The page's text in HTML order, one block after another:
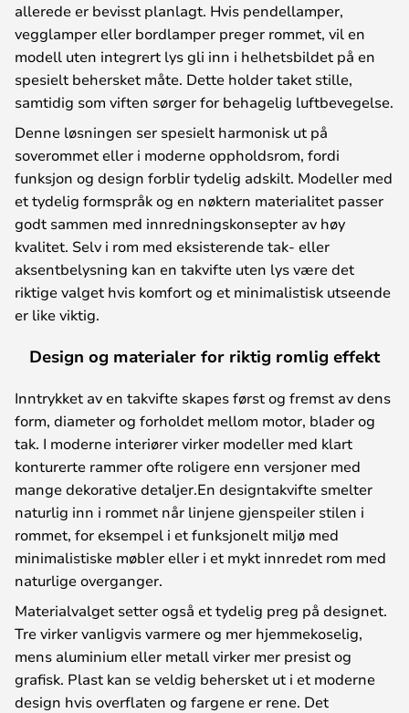
allerede er bevisst planlagt. Hvis pendellamper,
vegglamper eller bordlamper preger rommet, vil en
modell uten integrert lys gli inn i helhetsbildet på en
spesielt behersket måte. Dette holder taket stille,
samtidig som viften sørger for behagelig luftbevegelse.
Denne løsningen ser spesielt harmonisk ut på
soverommet eller i moderne oppholdsrom, fordi
funksjon og design forblir tydelig adskilt. Modeller med
et tydelig formspråk og en nøktern materialitet passer
godt sammen med innredningskonsepter av høy
kvalitet. Selv i rom med eksisterende tak- eller
aksentbelysning kan en takvifte uten lys være det
riktige valget hvis komfort og et minimalistisk utseende
er like viktig.
Design og materialer for riktig romlig effekt
Inntrykket av en takvifte skapes først og fremst av dens
form, diameter og forholdet mellom motor, blader og
tak. I moderne interiører virker modeller med klart
konturerte rammer ofte roligere enn versjoner med
mange dekorative detaljer.En designtakvifte smelter
naturlig inn i rommet når linjene gjenspeiler stilen i
rommet, for eksempel i et funksjonelt miljø med
minimalistiske møbler eller i et mykt innredet rom med
naturlige overganger.
Materialvalget setter også et tydelig preg på designet.
Tre virker vanligvis varmere og mer hjemmekoselig,
mens aluminium eller metall virker mer presist og
grafisk. Plast kan se veldig behersket ut i et moderne
design hvis overflaten og fargene er rene. Det